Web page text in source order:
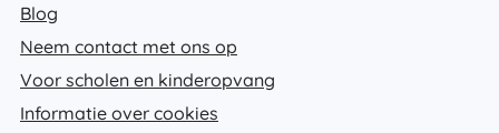
Blog
Neem contact met ons op
Voor scholen en kinderopvang
Informatie over cookies